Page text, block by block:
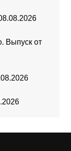
Выпуск от